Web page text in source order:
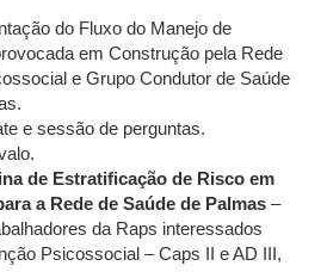
do Fluxo do Manejo de
em Construção pela Rede
e Grupo Condutor de Saúde
e sessão de perguntas.
de Estratificação de Risco em
a Rede de Saúde de Palmas –
da Raps interessados
Psicossocial – Caps II e AD III,